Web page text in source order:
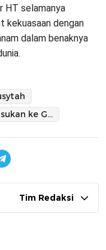
HT selamanya
kekuasaan dengan
dalam benaknya
Kirim Pasukan ke Gaza
Tim Redaksi